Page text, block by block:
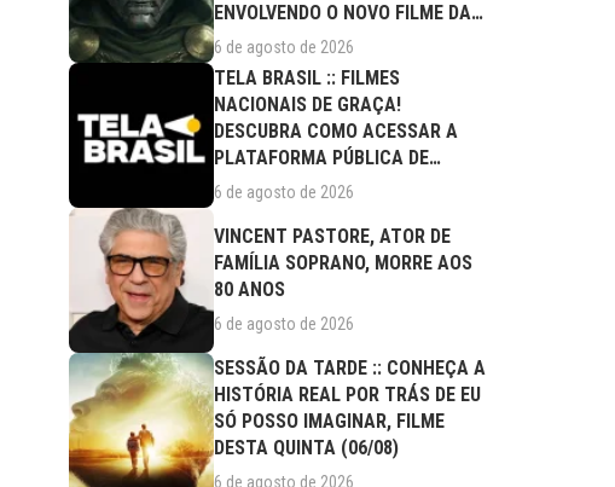
ENVOLVENDO O NOVO FILME DA
MARVEL
6 de agosto de 2026
TELA BRASIL :: FILMES
NACIONAIS DE GRAÇA!
DESCUBRA COMO ACESSAR A
PLATAFORMA PÚBLICA DE
STREAMING
6 de agosto de 2026
VINCENT PASTORE, ATOR DE
FAMÍLIA SOPRANO, MORRE AOS
80 ANOS
6 de agosto de 2026
SESSÃO DA TARDE :: CONHEÇA A
HISTÓRIA REAL POR TRÁS DE EU
SÓ POSSO IMAGINAR, FILME
DESTA QUINTA (06/08)
6 de agosto de 2026